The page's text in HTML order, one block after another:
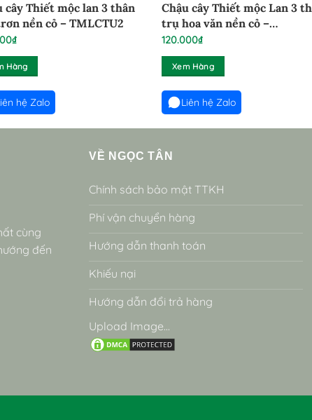
cây Thiết mộc lan 3 thân
nền cỏ – TMLCTU2
₫
Hàng
hệ Zalo
Chậu cây Thiết mộc Lan 3
trụ hoa văn nền cỏ –
TML11261224
120.000₫
Xem Hàng
Liên hệ Zalo
cùng
đến
VỀ NGỌC TÂN
Chính sách bảo mật TTKH
Phí vận chuyển hàng
Hướng dẫn thanh toán
Khiếu nại
Hướng dẫn đổi trả hàng
Upload Image...